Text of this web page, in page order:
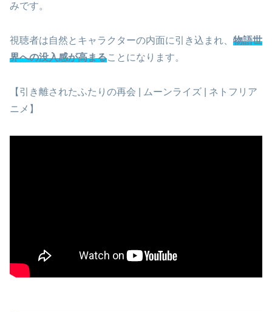
みです。
視聴者は自然とキャラクターの内面に引き込まれ、 物語世
界への没入感が高まることになります。
【引き離されたふたりの再会 | ムーンライズ | ネトフリア
ニメ】